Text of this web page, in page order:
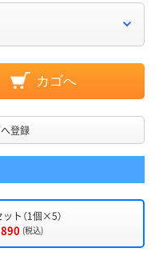
カゴへ
登録
ット（1個×5）
(税込)